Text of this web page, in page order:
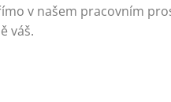
v našem pracovním
váš.